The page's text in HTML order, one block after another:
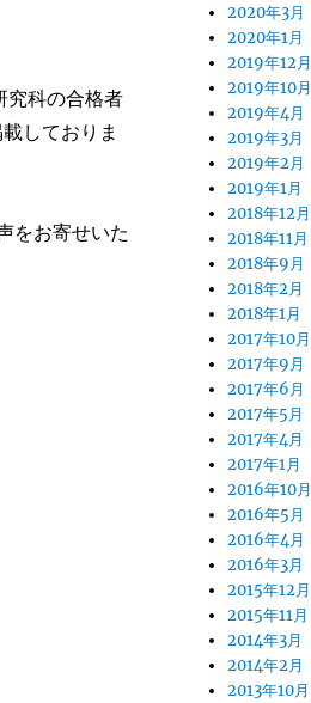
科の合格者
しておりま
をお寄せいた
2020年3月
2020年1月
2019年12月
2019年10月
2019年4月
2019年3月
2019年2月
2019年1月
2018年12月
2018年11月
2018年9月
2018年2月
2018年1月
2017年10月
2017年9月
2017年6月
2017年5月
2017年4月
2017年1月
2016年10月
2016年5月
2016年4月
2016年3月
2015年12月
2015年11月
2014年3月
2014年2月
2013年10月